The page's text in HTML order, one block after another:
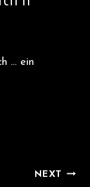
… ein
NEXT